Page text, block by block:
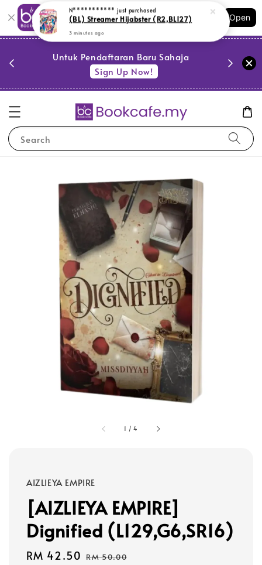
Shopping: Track Your Order
Your Trusted Shops
Open
Untuk Pendaftaran Baru Sahaja
Sign Up Now!
Search
1 /4
AIZLIEYA EMPIRE
[AIZLIEYA EMPIRE]
Dignified (L129,G6,SR16)
Sale
RM 42.50 Regular
RM 50.00